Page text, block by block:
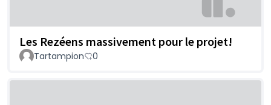
Les Rezéens massivement pour le projet!
Tartampion 0